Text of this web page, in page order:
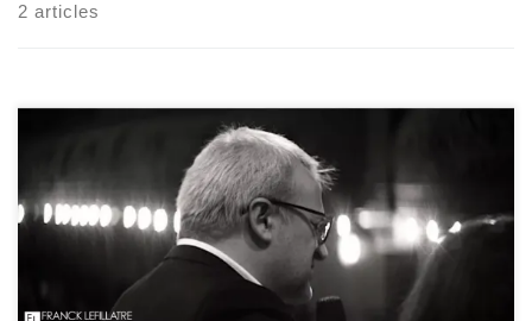
2 articles
Cela fait plusieurs années que je connais le pasteur
Franck Lefillatre qui apporte des enseignements solides
et n’hésite pas à aborder des parties délicates de la
Bible. Son sérieux, son équilibre et son amour pour la
Parole […]